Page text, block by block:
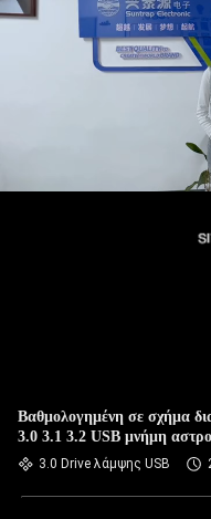
Βαθμολογημένη σε σχήμα
3.0 3.1 3.2 USB μνήμη
3.0 Drive λάμψης USB